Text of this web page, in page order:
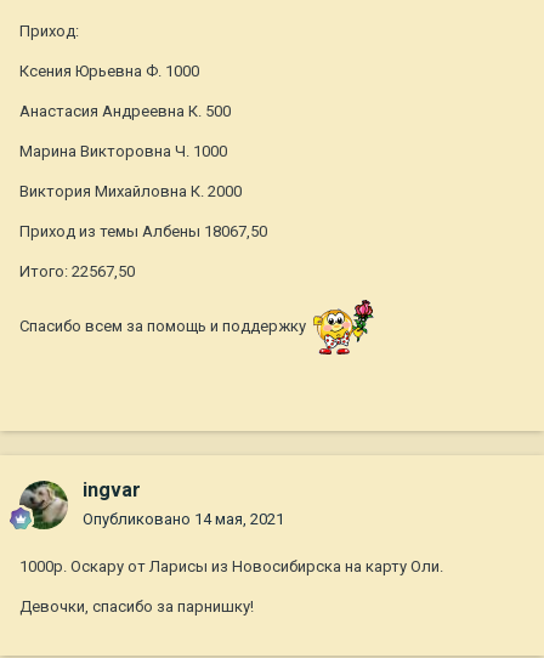
Приход:
Ксения Юрьевна Ф. 1000
Анастасия Андреевна К. 500
Марина Викторовна Ч. 1000
Виктория Михайловна К. 2000
Приход из темы Албены 18067,50
Итого: 22567,50
Спасибо всем за помощь и поддержку
ingvar
Опубликовано 14 мая, 2021
1000р. Оскару от Ларисы из Новосибирска на карту Оли.
Девочки, спасибо за парнишку!